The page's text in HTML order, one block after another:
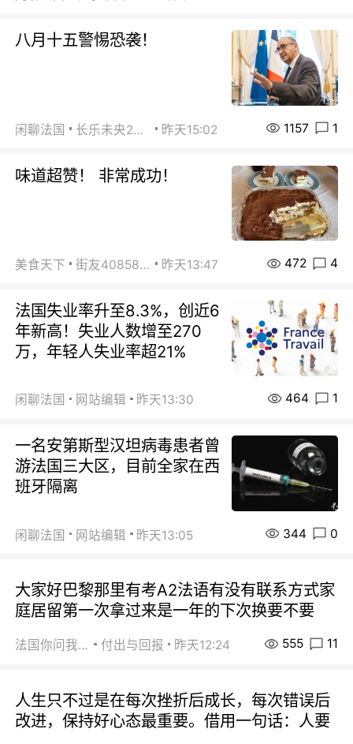
八月十五警惕恐袭！
闲聊法国 长乐未央2015 昨天15:02 1157 1
味道超赞！ 非常成功！
美食天下 街友40858442 昨天13:47 472 4
法国失业率升至8.3%，创近6
年新高！失业人数增至270
万，年轻人失业率超21%
闲聊法国 网站编辑 昨天13:30 464 1
一名安第斯型汉坦病毒患者曾
游法国三大区，目前全家在西
班牙隔离
闲聊法国 网站编辑 昨天13:05 344 0
大家好巴黎那里有考A2法语有没有联系方式家
庭居留第一次拿过来是一年的下次换要不要
法国你问我答 付出与回报 昨天12:24 555 11
人生只不过是在每次挫折后成长，每次错误后
改进，保持好心态最重要。借用一句话：人要